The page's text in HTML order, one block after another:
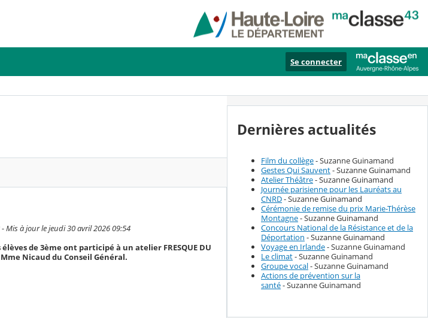
Se connecter
Mis à jour le jeudi 30 avril 2026 09:54
de 3ème ont participé à un atelier FRESQUE DU
Nicaud du Conseil Général.
Dernières actualités
Film du collège- Suzanne Guinamand
Gestes Qui Sauvent- Suzanne Guinamand
Atelier Théâtre- Suzanne Guinamand
Journée parisienne pour les Lauréats au
CNRD- Suzanne Guinamand
Cérémonie de remise du prix Marie-Thérèse
Montagne- Suzanne Guinamand
Concours National de la Résistance et de la
Déportation - Suzanne Guinamand
Voyage en Irlande- Suzanne Guinamand
Le climat- Suzanne Guinamand
Groupe vocal- Suzanne Guinamand
Actions de prévention sur la
santé- Suzanne Guinamand